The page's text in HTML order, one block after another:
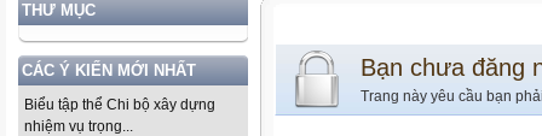
THƯ MỤC
CÁC Ý KIẾN MỚI NHẤT
Biểu tập thể Chi bộ xây dựng
nhiệm vụ trọng...
Bạn chưa đăng
Trang này yêu cầu bạn